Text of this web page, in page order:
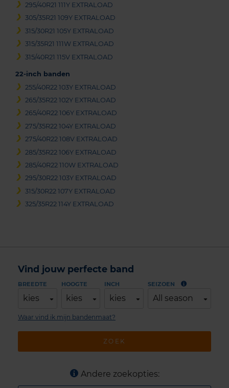
295/40R21 111Y EXTRALOAD
305/35R21 109Y EXTRALOAD
315/30R21 105Y EXTRALOAD
315/35R21 111W EXTRALOAD
315/40R21 115V EXTRALOAD
22-inch banden
255/40R22 103Y EXTRALOAD
265/35R22 102Y EXTRALOAD
265/40R22 106Y EXTRALOAD
275/35R22 104Y EXTRALOAD
275/40R22 108V EXTRALOAD
285/35R22 106Y EXTRALOAD
285/40R22 110W EXTRALOAD
295/30R22 103Y EXTRALOAD
315/30R22 107Y EXTRALOAD
325/35R22 114Y EXTRALOAD
Vind jouw perfecte band
BREEDTE
kies
HOOGTE
kies
INCH
kies
SEIZOEN
All season
ZOEK
Waar vind ik mijn bandenmaat?
Andere zoekopties: